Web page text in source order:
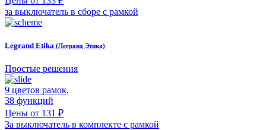
за выключатель в сборе с рамкой
Legrand Etika (Легранд Этика)
Простые решения
9 цветов рамок,
38 функций
Цены от 131 ₽
За выключатель в комплекте с рамкой